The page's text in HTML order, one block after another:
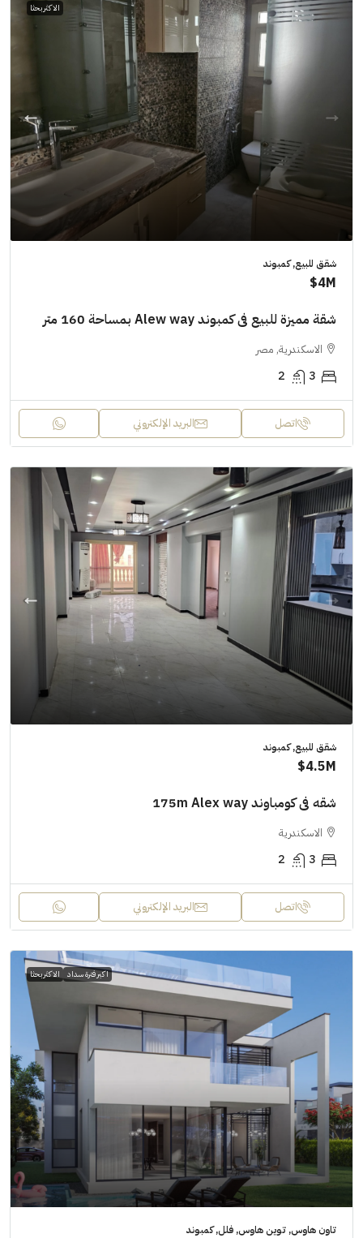
الاكثر بحثا
شقق للبيع, كمبوند
4M$
شقة مميزة للبيع فى كمبوند Alew way بمساحة 160 متر
الاسكندرية, مصر
3
2
اتصل البريد الإلكتروني
شقق للبيع, كمبوند
4.5M$
شقه فى كومباوند 175m Alex way
الاسكندرية
3
2
اتصل البريد الإلكتروني
اكبر فترة سداد الاكثر بحثا
تاون هاوس, توين هاوس, فلل, كمبوند